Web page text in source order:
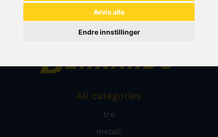
Avvis alle
Endre innstillinger
All categories
tre
metall